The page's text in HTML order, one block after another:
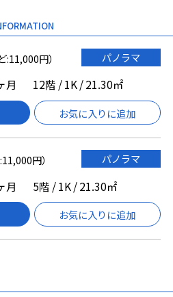
:11,000円） パノラマ
月 12階 / 1K / 21.30㎡
お気に入りに追加
円） パノラマ
月 5階 / 1K / 21.30㎡
お気に入りに追加